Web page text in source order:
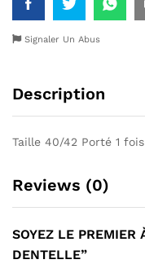
Signaler Un Abus
Description
Taille 40/42 Porté 1
Reviews (0)
SOYEZ LE PREMIER
DENTELLE”